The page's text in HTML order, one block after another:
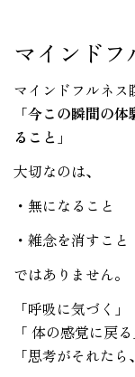
マインドフ
マインドフルネス
「今この瞬間の
ること」
大切なのは、
・無になること
・雑念を消すこと
ではありません。
「呼吸に気づく」
「 体の感覚に戻る
「思考がそれたら